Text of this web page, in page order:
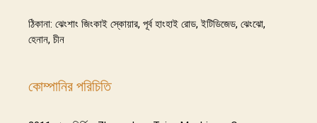
ঠিকানা: ঝেংশাং জিংকাই স্কোয়ার, পূর্ব হাংহাই রোড, ইটিডিজেড, ঝেংঝো,
হেনান, চীন
কোম্পানির পরিচিতি